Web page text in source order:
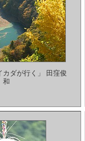
カダが行く」 田窪俊
和